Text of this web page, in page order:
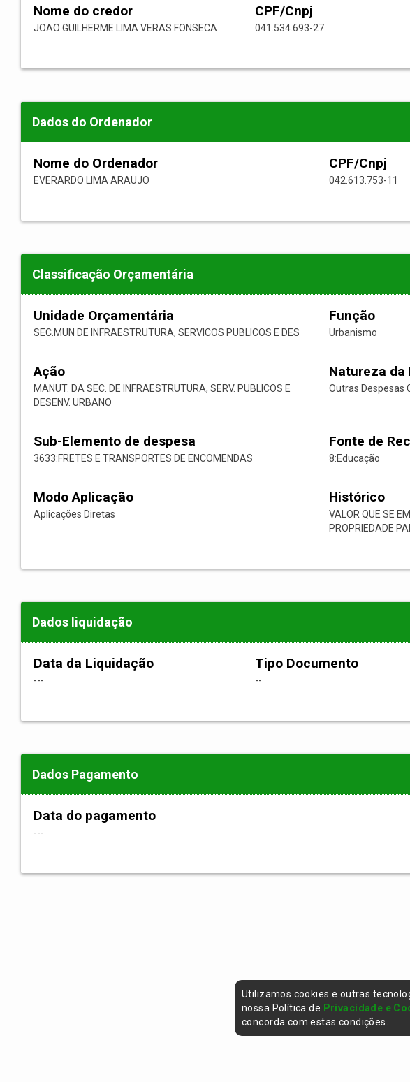
Nome do credor
JOAO GUILHERME LIMA VERAS FONSECA
CPF/Cnpj
041.534.693-27
Dados do Ordenador
Nome do Ordenador
EVERARDO LIMA ARAUJO
CPF/Cnpj
042.613.753-11
Classificação Orçamentária
Unidade Orçamentária
SEC.MUN DE INFRAESTRUTURA, SERVICOS PUBLICOS E DES
Função
Urbanismo
Ação
MANUT. DA SEC. DE INFRAESTRUTURA, SERV. PUBLICOS E
DESENV. URBANO
Natureza da
Outras Despesas
Sub-Elemento de despesa
3633:FRETES E TRANSPORTES DE ENCOMENDAS
Fonte de
8:Educação
Modo Aplicação
Aplicações Diretas
Histórico
VALOR QUE SE
PROPRIEDADE
Dados liquidação
Data da Liquidação
---
Tipo Documento
--
Dados Pagamento
Data do pagamento
---
Utilizamos cookies e outras
nossa Política de Privacidade e
concorda com estas condições.